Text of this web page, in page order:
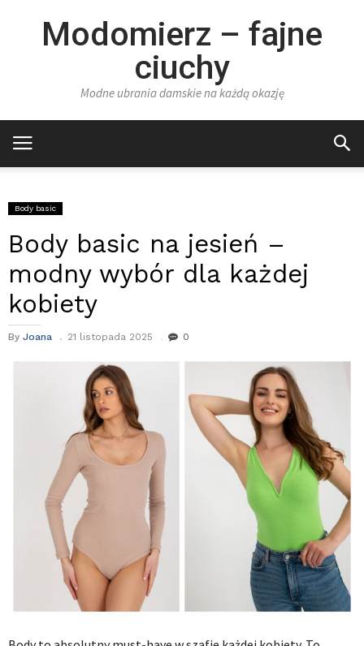
Modomierz – fajne
ciuchy
Modne ubrania damskie na każdą okazję
Body basic
Body basic na jesień –
modny wybór dla każdej
kobiety
By Joana 21 listopada 2025 0